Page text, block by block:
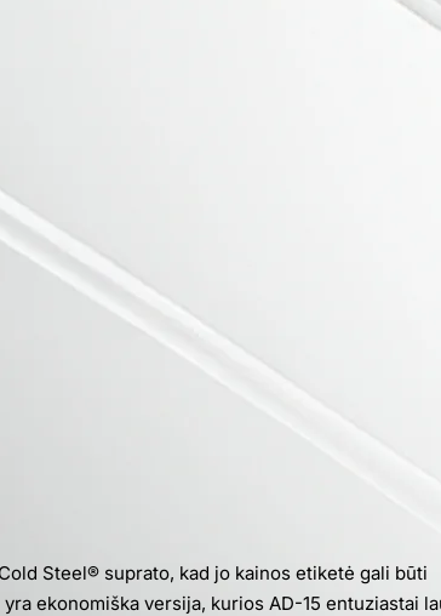
Steel® suprato, kad jo kainos etiketė gali būti
ekonomiška versija, kurios AD-15 entuziastai